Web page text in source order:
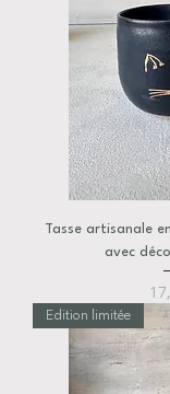
Tasse artisanale
avec
Edition limitée